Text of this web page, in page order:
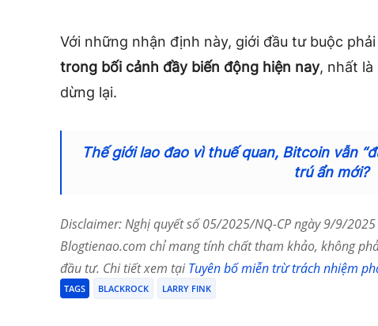
Với những nhận định này, giới đầu tư buộc phải
trong bối cảnh đầy biến động hiện nay, nhất là
dừng lại.
Thế giới lao đao vì thuế quan, Bitcoin vẫn
trú ẩn mới?
Disclaimer: Nghị quyết số 05/2025/NQ-CP ngày 9/9/
Blogtienao.com chỉ mang tính chất tham khảo, không
đầu tư. Chi tiết xem tạiTuyên bố miễn trừ trách nhiệm
TAGS BLACKROCK LARRY FINK